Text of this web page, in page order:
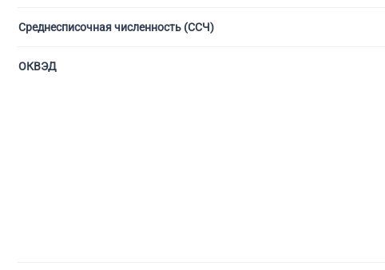
Среднесписочная численность (ССЧ)
ОКВЭД